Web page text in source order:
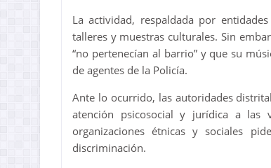
La actividad, respaldada por
talleres y muestras culturales. Sin
“no pertenecían al barrio” y que su
de agentes de la Policía.
Ante lo ocurrido, las autoridades
atención psicosocial y jurídica a las
organizaciones étnicas y sociales
discriminación.